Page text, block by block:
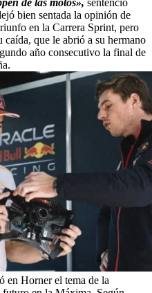
de las motos», sentenció
bien sentada la opinión de
en la Carrera Sprint, pero
que le abrió a su hermano
año consecutivo la final de
en Horner el tema de la